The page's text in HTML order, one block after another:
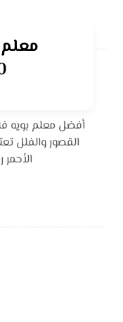
أفضل معلم بويه
القصور والفلل
الأحمر